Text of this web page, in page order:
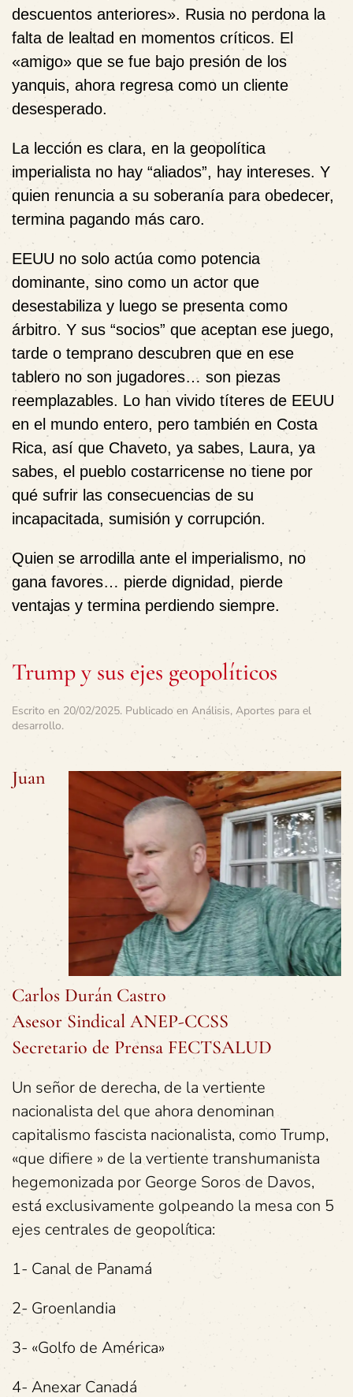
descuentos anteriores». Rusia no perdona la
falta de lealtad en momentos críticos. El
«amigo» que se fue bajo presión de los
yanquis, ahora regresa como un cliente
desesperado.
La lección es clara, en la geopolítica
imperialista no hay “aliados”, hay intereses. Y
quien renuncia a su soberanía para obedecer,
termina pagando más caro.
EEUU no solo actúa como potencia
dominante, sino como un actor que
desestabiliza y luego se presenta como
árbitro. Y sus “socios” que aceptan ese juego,
tarde o temprano descubren que en ese
tablero no son jugadores… son piezas
reemplazables. Lo han vivido títeres de EEUU
en el mundo entero, pero también en Costa
Rica, así que Chaveto, ya sabes, Laura, ya
sabes, el pueblo costarricense no tiene por
qué sufrir las consecuencias de su
incapacitada, sumisión y corrupción.
Quien se arrodilla ante el imperialismo, no
gana favores… pierde dignidad, pierde
ventajas y termina perdiendo siempre.
Trump y sus ejes geopolíticos
Escrito en 20/02/2025. Publicado en Análisis, Aportes para el
desarrollo.
Juan
Carlos Durán Castro
Asesor Sindical ANEP-CCSS
Secretario de Prensa FECTSALUD
Un señor de derecha, de la vertiente
nacionalista del que ahora denominan
capitalismo fascista nacionalista, como Trump,
«que difiere » de la vertiente transhumanista
hegemonizada por George Soros de Davos,
está exclusivamente golpeando la mesa con 5
ejes centrales de geopolítica:
1- Canal de Panamá
2- Groenlandia
3- «Golfo de América»
4- Anexar Canadá